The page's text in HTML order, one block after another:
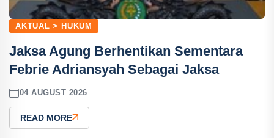
AKTUAL > HUKUM
Jaksa Agung Berhentikan Sementara
Febrie Adriansyah Sebagai Jaksa
04 AUGUST 2026
READ MORE